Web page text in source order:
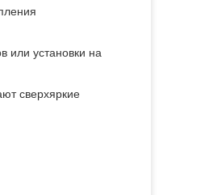
или установки на
сверхяркие